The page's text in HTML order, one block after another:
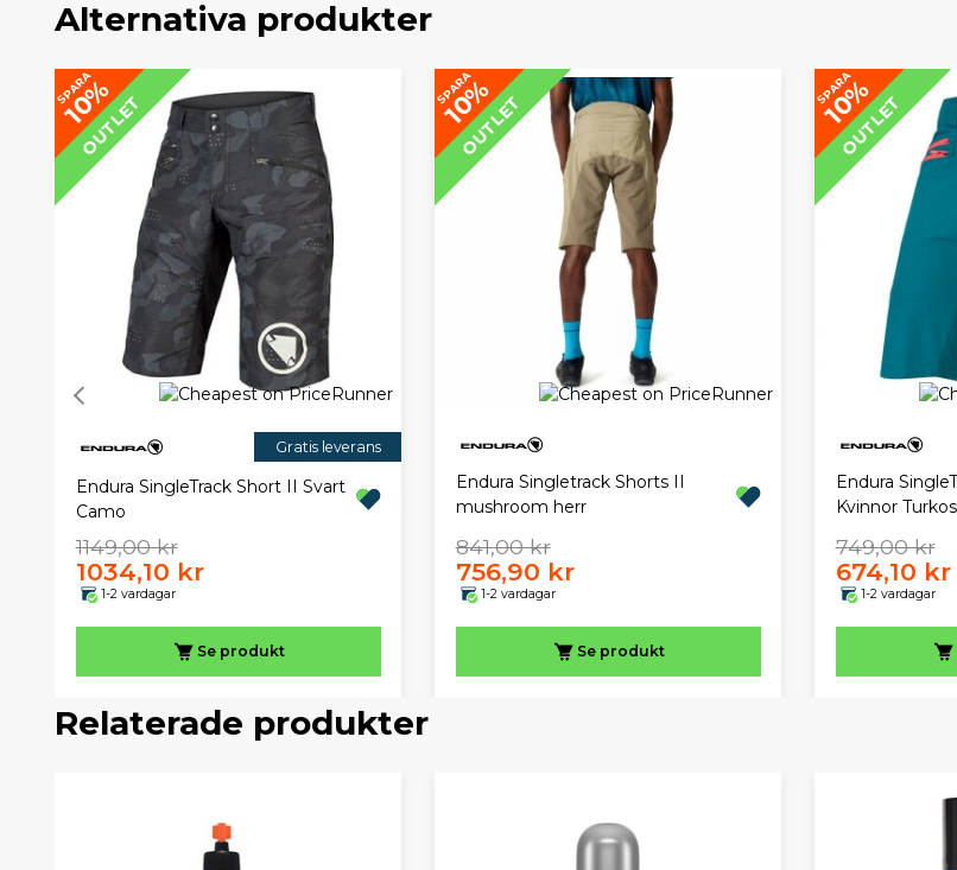
Alternativa produkter
SPARA
10%
OUTLET
Gratis leverans
Endura SingleTrack Short II Svart
Camo
1149,00 kr
1034,10 kr
1-2 vardagar
Se produkt
SPARA
10%
OUTLET
Endura Singletrack Shorts II
mushroom herr
841,00 kr
756,90 kr
1-2 vardagar
Se produkt
SPARA
10%
OUTLET
Endura
Kvinnor
749,00 kr
674,10 kr
1-2 vardagar
Relaterade produkter